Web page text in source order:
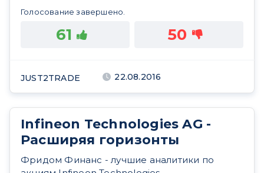
Голосование завершено.
61 50
JUST2TRADE 22.08.2016
Infineon Technologies AG -
Расширяя горизонты
Фридом Финанс - лучшие аналитики по